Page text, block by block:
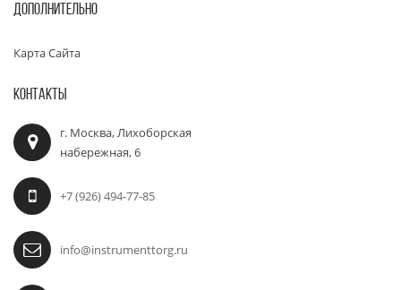
ДОПОЛНИТЕЛЬНО
Карта Сайта
КОНТАКТЫ
г. Москва, Лихоборская
набережная, 6
+7 (926) 494-77-85
info@instrumenttorg.ru